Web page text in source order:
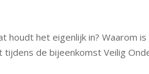
het eigenlijk in? Waarom is
de bijeenkomst Veilig